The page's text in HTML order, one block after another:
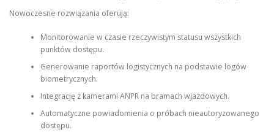
Nowoczesne rozwiązania oferują:
Monitorowanie w czasie rzeczywistym statusu wszystkich
punktów dostępu.
Generowanie raportów logistycznych na podstawie logów
biometrycznych.
Integrację z kamerami ANPR na bramach wjazdowych.
Automatyczne powiadomienia o próbach nieautoryzowanego
dostępu.